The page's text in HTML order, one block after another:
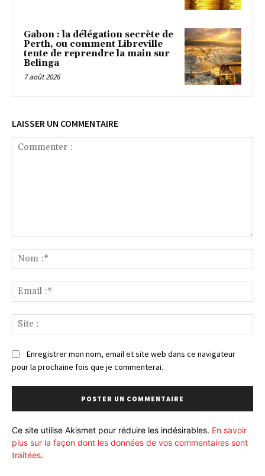
Gabon : la délégation secrète de
Perth, ou comment Libreville
tente de reprendre la main sur
Belinga
7 août 2026
LAISSER UN COMMENTAIRE
:*
:*
:
Enregistrer mon nom, email et site web dans ce navigateur
pour la prochaine fois que je commenterai.
Ce site utilise Akismet pour réduire les indésirables. En savoir
plus sur la façon dont les données de vos commentaires sont
traitées.